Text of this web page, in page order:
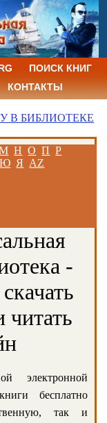
ПОИСК КНИГ
КОНТАКТЫ
В БИБЛИОТЕКЕ
Н О П Р
Ю Я AZ
-
читать
электронной
бесплатно
так и